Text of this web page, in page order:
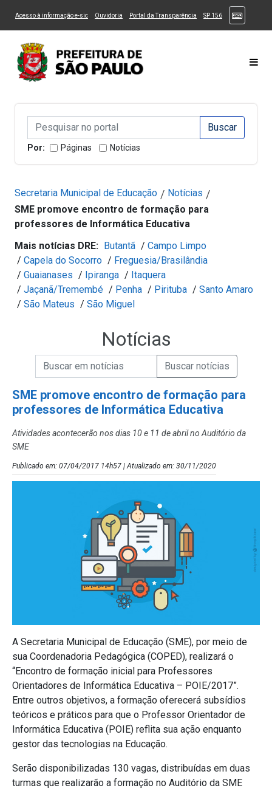
Ir ao Conteúdo Ir para menu principal Ir para busca 3
Alternar Alto Contraste
Acesso à informação e-sic(Link para um novo sítio)
Ouvidoria (Link para um novo sítio)
Portal da Transparência (Link para um novo sítio)
SP 156(Link para um
Campo de Busca de informações
Campo de Busca de informações Enviar a Busca
Por: Páginas Notícias
Secretaria Municipal de Educação / Notícias /
SME promove encontro de formação para
professores de Informática Educativa
Mais notícias DRE: Butantã / Campo Limpo
/ Capela do Socorro / Freguesia/Brasilândia
/ Guaianases / Ipiranga / Itaquera
/ Jaçanã/Tremembé / Penha / Pirituba / Santo Amaro
/ São Mateus / São Miguel
Notícias
Campo de Busca de Notícias
Campo de Busca de informaçõesEnviar a Busca de Notícias
SME promove encontro de formação para
professores de Informática Educativa
Atividades acontecerão nos dias 10 e 11 de abril no Auditório da
SME
Publicado em: 07/04/2017 14h57 | Atualizado em: 30/11/2020
A Secretaria Municipal de Educação (SME), por meio de
sua Coordenadoria Pedagógica (COPED), realizará o
“Encontro de formação inicial para Professores
Orientadores de Informática Educativa – POIE/2017”.
Entre outros objetivos, a formação oferecerá subsídios
teóricos e práticos para que o Professor Orientador de
Informática Educativa (POIE) reflita sua ação enquanto
gestor das tecnologias na Educação.
Serão disponibilizadas 130 vagas, distribuídas em duas
turmas que realizarão a formação no Auditório da SME